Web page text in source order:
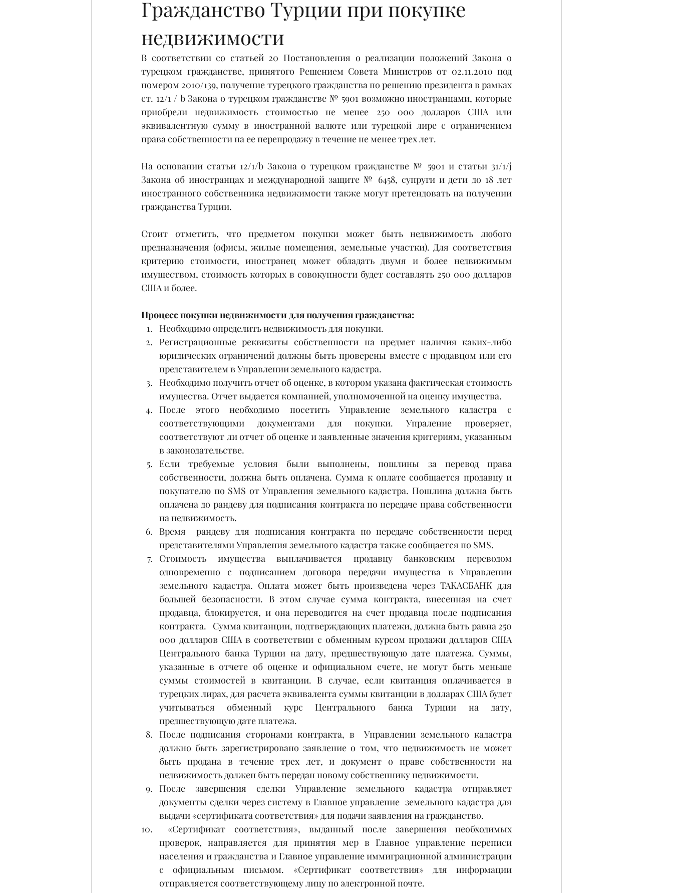
Гражданство Турции при покупке
недвижимости
В соответствии со статьей 20 Постановления о реализации положений Закона о
турецком гражданстве, принятого Решением Совета Министров от 02.11.2010 под
номером 2010/139, получение турецкого гражданства по решению президента в рамках
ст. 12/1 / b Закона о турецком гражданстве № 5901 возможно иностранцами, которые
приобрели недвижимость стоимостью не менее 250 000 долларов США или
эквивалентную сумму в иностранной валюте или турецкой лире с ограничением
права собственности на ее перепродажу в течение не менее трех лет.
На основании статьи 12/1/b Закона о турецком гражданстве № 5901 и статьи 31/1/j
Закона об иностранцах и международной защите № 6458, супруги и дети до 18 лет
иностранного собственника недвижимости также могут претендовать на получении
гражданства Турции.
Стоит отметить, что предметом покупки может быть недвижимость любого
предназначения (офисы, жилые помещения, земельные участки). Для соответствия
критерию стоимости, иностранец может обладать двумя и более недвижимым
имуществом, стоимость которых в совокупности будет составлять 250 000 долларов
США и более.
Процесс покупки недвижимости для получения гражданства:
Необходимо определить недвижимость для покупки.
Регистрационные реквизиты собственности на предмет наличия каких-либо
юридических ограничений должны быть проверены вместе с продавцом или его
представителем в Управлении земельного кадастра.
Необходимо получить отчет об оценке, в котором указана фактическая стоимость
имущества. Отчет выдается компанией, уполномоченной на оценку имущества.
После этого необходимо посетить Управление земельного кадастра с
соответствующими документами для покупки. Упраление проверяет,
соответствуют ли отчет об оценке и заявленные значения критериям, указанным
в законодательстве.
Если требуемые условия были выполнены, пошлины за перевод права
собственности, должна быть оплачена. Сумма к оплате сообщается продавцу и
покупателю по SMS от Управления земельного кадастра. Пошлина должна быть
оплачена до рандеву для подписания контракта по передаче права собственности
на недвижимость.
Время  рандеву для подписания контракта по передаче собственности перед
представителями Управления земельного кадастра также сообщается по SMS.
Стоимость имущества выплачивается продавцу банковским переводом
одновременно с подписанием договора передачи имущества в Управлении
земельного кадастра. Оплата может быть произведена через ТАКАСБАНК для
большей безопасности. В этом случае сумма контракта, внесенная на счет
продавца, блокируется, и она переводится на счет продавца после подписания
контракта.   Сумма квитанции, подтверждающих платежи, должна быть равна 250
000 долларов США в соответствии с обменным курсом продажи долларов США
Центрального банка Турции на дату, предшествующую дате платежа. Суммы,
указанные в отчете об оценке и официальном счете, не могут быть меньше
суммы стоимостей в квитанции. В случае, если квитанция оплачивается в
турецких лирах, для расчета эквивалента суммы квитанции в долларах США будет
учитываться обменный курс Центрального банка Турции на дату,
предшествующую дате платежа.
После подписания сторонами контракта, в  Управлении земельного кадастра
должно быть зарегистрировано заявление о том, что недвижимость не может
быть продана в течение трех лет, и документ о праве собственности на
недвижимость должен быть передан новому собственнику недвижимости.
После завершения сделки Управление земельного кадастра отправляет
документы сделки через систему в Главное управление  земельного кадастра для
выдачи «сертификата соответствия» для подачи заявления на гражданство.
«Сертификат соответствия», выданный после завершения необходимых
проверок, направляется для принятия мер в Главное управление переписи
населения и гражданства и Главное управление иммиграционной администрации
с официальным письмом. «Сертификат соответствия» для информации
отправляется соответствующему лицу по электронной почте.